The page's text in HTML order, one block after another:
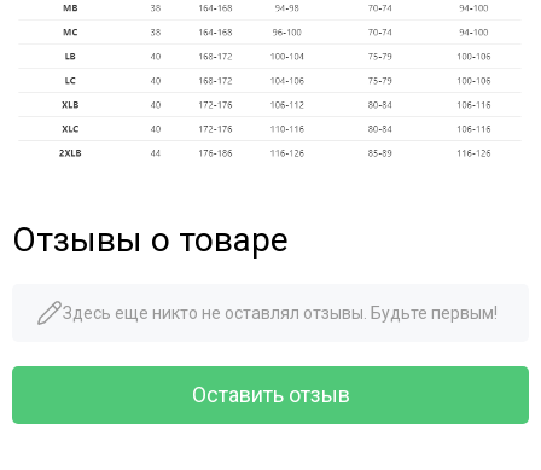
Отзывы о товаре
Здесь еще никто не оставлял отзывы. Будьте первым!
Оставить отзыв